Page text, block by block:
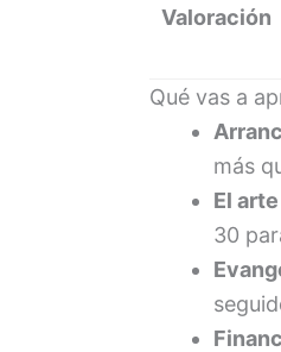
Valoración
Qué vas a
más
El
30